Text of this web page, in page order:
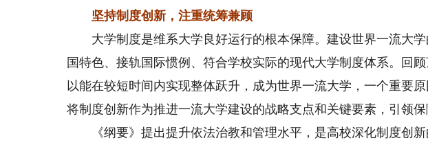
坚持制度创新，注重统筹兼顾
大学制度是维系大学良好运行的根本保障。建设世界一流大学
国特色、接轨国际惯例、符合学校实际的现代大学制度体系。回
以能在较短时间内实现整体跃升，成为世界一流大学，一个重要
将制度创新作为推进一流大学建设的战略支点和关键要素，引领保
《纲要》提出提升依法治教和管理水平，是高校深化制度创新